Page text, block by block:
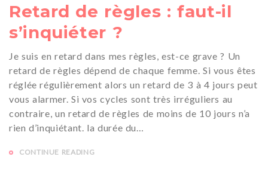
Retard de règles : faut-il
s’inquiéter ?
Je suis en retard dans mes règles, est-ce grave ? Un
retard de règles dépend de chaque femme. Si vous êtes
réglée régulièrement alors un retard de 3 à 4 jours peut
vous alarmer. Si vos cycles sont très irréguliers au
contraire, un retard de règles de moins de 10 jours n’a
rien d’inquiétant. la durée du…
CONTINUE READING